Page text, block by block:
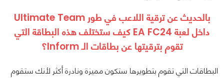
بالحديث عن ترقية اللاعب في طور Ultimate Team
داخل لعبة EA FC24 كيف ستختلف هذه البطاقة التي
تقوم بترقيتها عن بطاقات الـ Inform؟
البطاقات التي تقوم بتطويرها ستكون مميزة ونادرة أكثر لأنك ستقوم